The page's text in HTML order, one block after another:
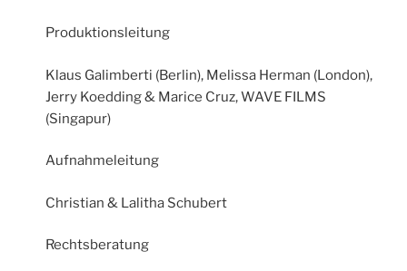
Produktionsleitung
Klaus Galimberti (Berlin), Melissa Herman (London),
Jerry Koedding & Marice Cruz, WAVE FILMS
(Singapur)
Aufnahmeleitung
Christian & Lalitha Schubert
Rechtsberatung